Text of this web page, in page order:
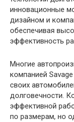
инновационные
дизайном и
обеспечивая
эффективность
Многие
компанией
своих
долговечности.
эффективной
по размерам, но